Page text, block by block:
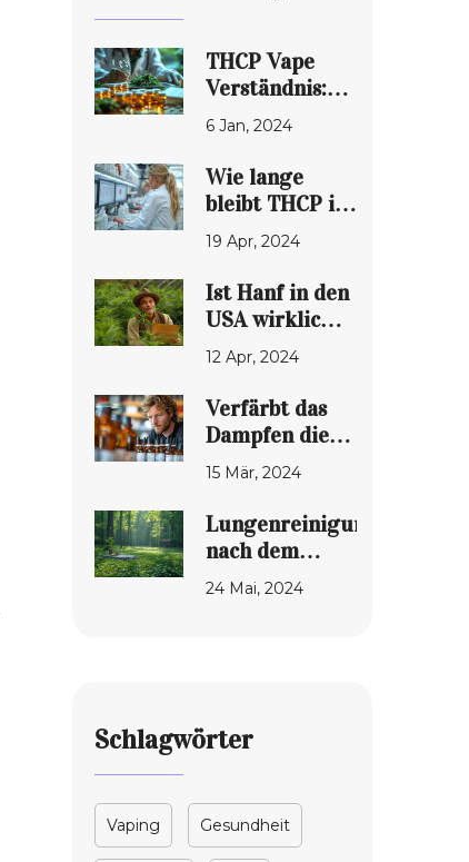
THCP Vape
Verständnis:
Alles über
Tetrahydrocannabiphorol
E-Zigaretten
6 Jan, 2024
Wie lange
bleibt THCP im
Körper?
Detaillierter
Leitfaden zur
Wirkungsdauer
19 Apr, 2024
Ist Hanf in den
USA wirklich
illegal? Ein
umfassender
Überblick
12 Apr, 2024
Verfärbt das
Dampfen die
Zähne?
Umfassender
Leitfaden zu E-
Zigaretten und
15 Mär, 2024
Lungenreinigung
nach dem
Aufhören mit
dem Dampfen:
24 Mai, 2024
Schlagwörter
Vaping Gesundheit